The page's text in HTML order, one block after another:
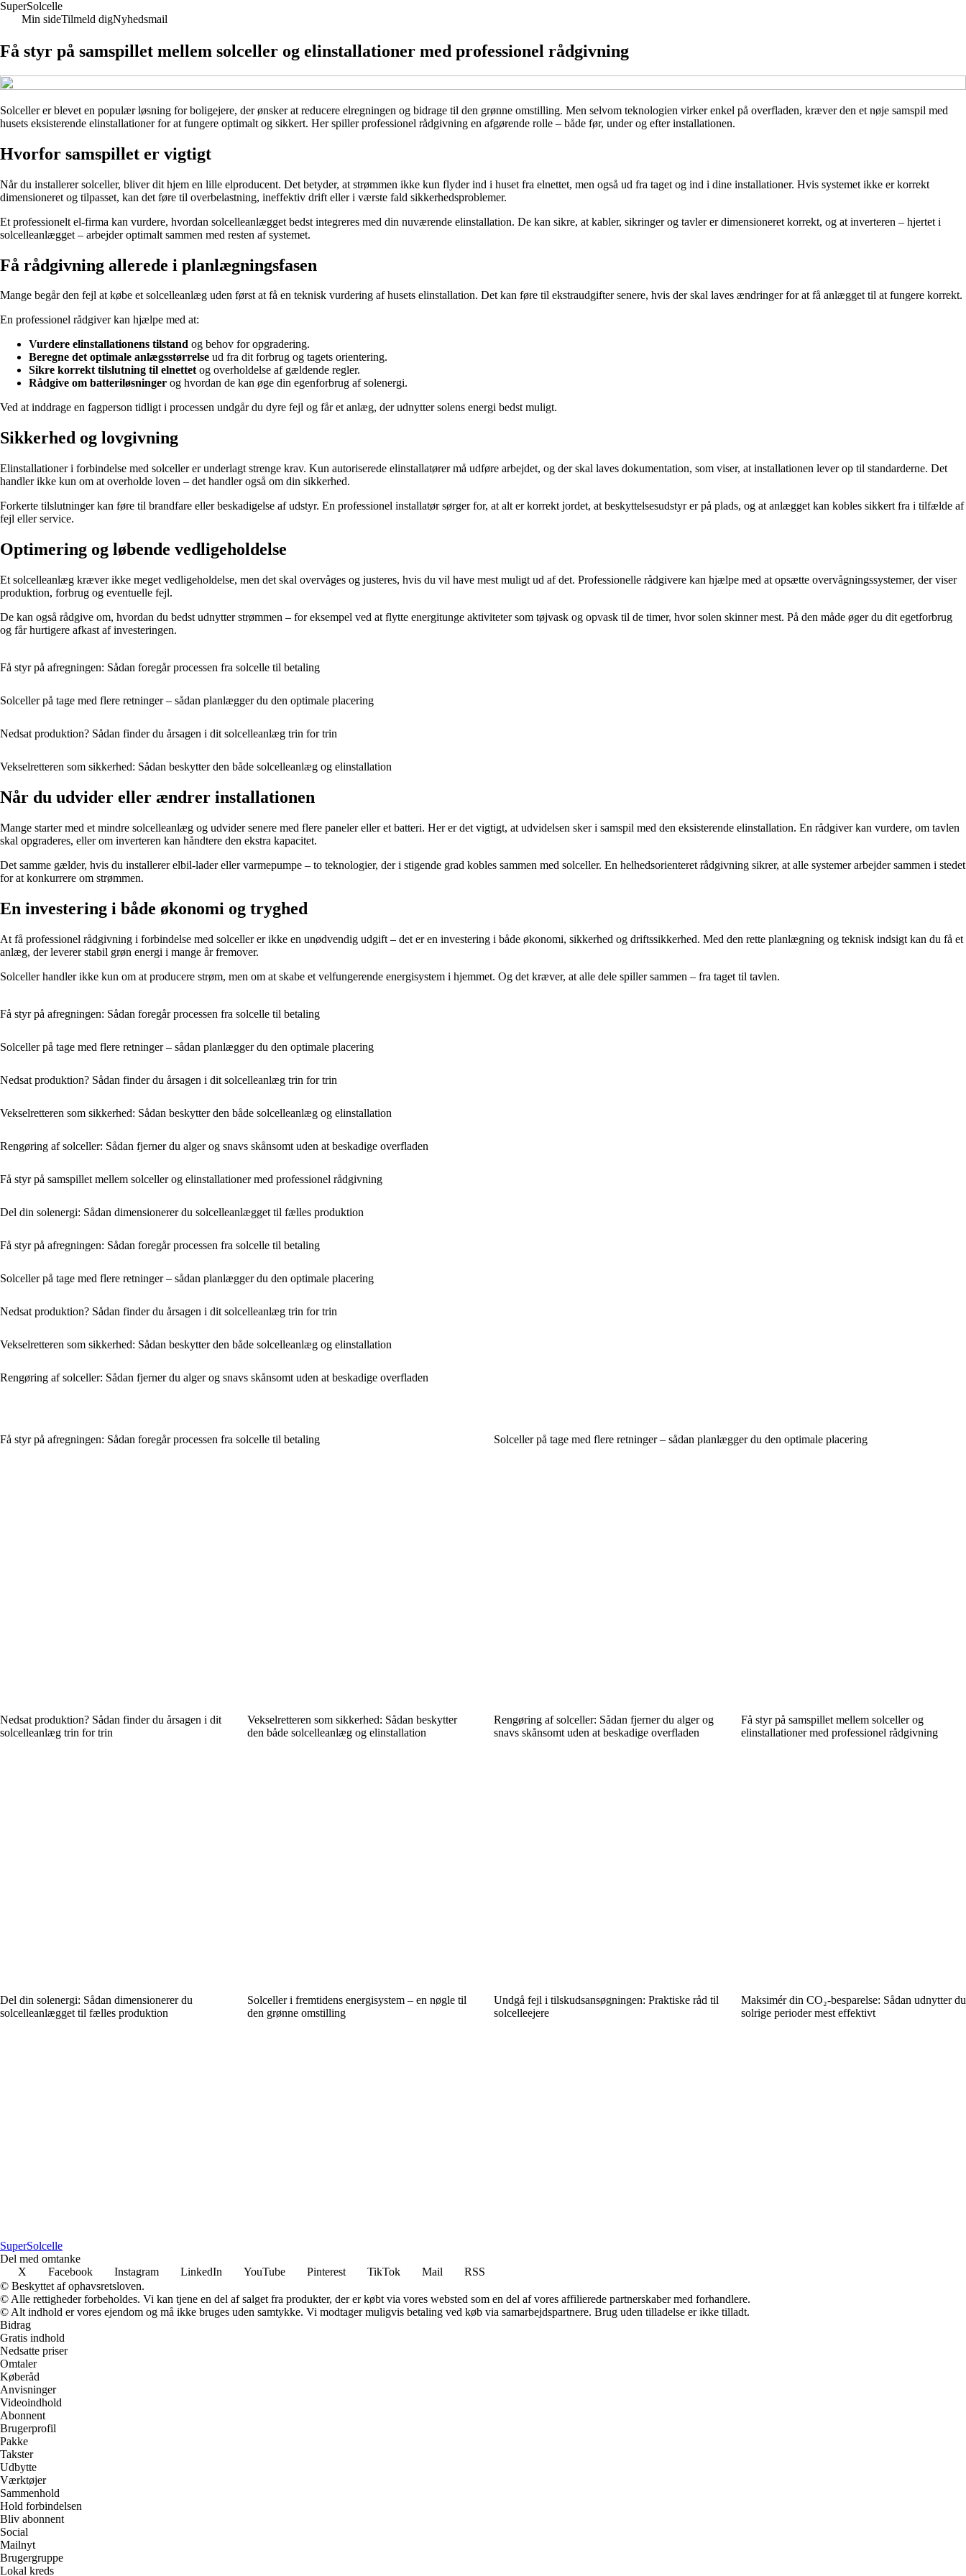
SuperSolcelle
Min sideTilmeld digNyhedsmail
Få styr på samspillet mellem solceller og elinstallationer med professionel rådgivning
Solceller er blevet en populær løsning for boligejere, der ønsker at reducere elregningen og bidrage til den grønne omstilling. Men selvom teknologien virker enkel på overfladen, kræver den et nøje samspil med
husets eksisterende elinstallationer for at fungere optimalt og sikkert. Her spiller professionel rådgivning en afgørende rolle – både før, under og efter installationen.
Hvorfor samspillet er vigtigt
Når du installerer solceller, bliver dit hjem en lille elproducent. Det betyder, at strømmen ikke kun flyder ind i huset fra elnettet, men også ud fra taget og ind i dine installationer. Hvis systemet ikke er korrekt
dimensioneret og tilpasset, kan det føre til overbelastning, ineffektiv drift eller i værste fald sikkerhedsproblemer.
Et professionelt el-firma kan vurdere, hvordan solcelleanlægget bedst integreres med din nuværende elinstallation. De kan sikre, at kabler, sikringer og tavler er dimensioneret korrekt, og at inverteren – hjertet i
solcelleanlægget – arbejder optimalt sammen med resten af systemet.
Få rådgivning allerede i planlægningsfasen
Mange begår den fejl at købe et solcelleanlæg uden først at få en teknisk vurdering af husets elinstallation. Det kan føre til ekstraudgifter senere, hvis der skal laves ændringer for at få anlægget til at fungere korrekt.
En professionel rådgiver kan hjælpe med at:
Vurdere elinstallationens tilstand og behov for opgradering.
Beregne det optimale anlægsstørrelse ud fra dit forbrug og tagets orientering.
Sikre korrekt tilslutning til elnettetog overholdelse af gældende regler.
Rådgive om batteriløsninger og hvordan de kan øge din egenforbrug af solenergi.
Ved at inddrage en fagperson tidligt i processen undgår du dyre fejl og får et anlæg, der udnytter solens energi bedst muligt.
Sikkerhed og lovgivning
Elinstallationer i forbindelse med solceller er underlagt strenge krav. Kun autoriserede elinstallatører må udføre arbejdet, og der skal laves dokumentation, som viser, at installationen lever op til standarderne. Det
handler ikke kun om at overholde loven – det handler også om din sikkerhed.
Forkerte tilslutninger kan føre til brandfare eller beskadigelse af udstyr. En professionel installatør sørger for, at alt er korrekt jordet, at beskyttelsesudstyr er på plads, og at anlægget kan kobles sikkert fra i tilfælde af
fejl eller service.
Optimering og løbende vedligeholdelse
Et solcelleanlæg kræver ikke meget vedligeholdelse, men det skal overvåges og justeres, hvis du vil have mest muligt ud af det. Professionelle rådgivere kan hjælpe med at opsætte overvågningssystemer, der viser
produktion, forbrug og eventuelle fejl.
De kan også rådgive om, hvordan du bedst udnytter strømmen – for eksempel ved at flytte energitunge aktiviteter som tøjvask og opvask til de timer, hvor solen skinner mest. På den måde øger du dit egetforbrug
og får hurtigere afkast af investeringen.
Få styr på afregningen: Sådan foregår processen fra solcelle til betaling
Solceller på tage med flere retninger – sådan planlægger du den optimale placering
Nedsat produktion? Sådan finder du årsagen i dit solcelleanlæg trin for trin
Vekselretteren som sikkerhed: Sådan beskytter den både solcelleanlæg og elinstallation
Når du udvider eller ændrer installationen
Mange starter med et mindre solcelleanlæg og udvider senere med flere paneler eller et batteri. Her er det vigtigt, at udvidelsen sker i samspil med den eksisterende elinstallation. En rådgiver kan vurdere, om tavlen
skal opgraderes, eller om inverteren kan håndtere den ekstra kapacitet.
Det samme gælder, hvis du installerer elbil-lader eller varmepumpe – to teknologier, der i stigende grad kobles sammen med solceller. En helhedsorienteret rådgivning sikrer, at alle systemer arbejder sammen i stedet
for at konkurrere om strømmen.
En investering i både økonomi og tryghed
At få professionel rådgivning i forbindelse med solceller er ikke en unødvendig udgift – det er en investering i både økonomi, sikkerhed og driftssikkerhed. Med den rette planlægning og teknisk indsigt kan du få et
anlæg, der leverer stabil grøn energi i mange år fremover.
Solceller handler ikke kun om at producere strøm, men om at skabe et velfungerende energisystem i hjemmet. Og det kræver, at alle dele spiller sammen – fra taget til tavlen.
Få styr på afregningen: Sådan foregår processen fra solcelle til betaling
Solceller på tage med flere retninger – sådan planlægger du den optimale placering
Nedsat produktion? Sådan finder du årsagen i dit solcelleanlæg trin for trin
Vekselretteren som sikkerhed: Sådan beskytter den både solcelleanlæg og elinstallation
Rengøring af solceller: Sådan fjerner du alger og snavs skånsomt uden at beskadige overfladen
Få styr på samspillet mellem solceller og elinstallationer med professionel rådgivning
Del din solenergi: Sådan dimensionerer du solcelleanlægget til fælles produktion
Få styr på afregningen: Sådan foregår processen fra solcelle til betaling
Solceller på tage med flere retninger – sådan planlægger du den optimale placering
Nedsat produktion? Sådan finder du årsagen i dit solcelleanlæg trin for trin
Vekselretteren som sikkerhed: Sådan beskytter den både solcelleanlæg og elinstallation
Rengøring af solceller: Sådan fjerner du alger og snavs skånsomt uden at beskadige overfladen
Få styr på afregningen: Sådan foregår processen fra solcelle til betaling Solceller på tage med flere retninger – sådan planlægger du den optimale placering
Nedsat produktion? Sådan finder du årsagen i dit
solcelleanlæg trin for trin
Vekselretteren som sikkerhed: Sådan beskytter
den både solcelleanlæg og elinstallation
Rengøring af solceller: Sådan fjerner du alger og
snavs skånsomt uden at beskadige overfladen
Få styr på samspillet mellem solceller og
elinstallationer med professionel rådgivning
Del din solenergi: Sådan dimensionerer du
solcelleanlægget til fælles produktion
Solceller i fremtidens energisystem – en nøgle til
den grønne omstilling
Undgå fejl i tilskudsansøgningen: Praktiske råd til
solcelleejere
Maksimér din CO₂-besparelse: Sådan udnytter du
solrige perioder mest effektivt
SuperSolcelle
Del med omtanke
X
Facebook Instagram LinkedIn YouTube Pinterest TikTok Mail
RSS
© Beskyttet af ophavsretsloven.
© Alle rettigheder forbeholdes. Vi kan tjene en del af salget fra produkter, der er købt via vores websted som en del af vores affilierede partnerskaber med forhandlere.
© Alt indhold er vores ejendom og må ikke bruges uden samtykke. Vi modtager muligvis betaling ved køb via samarbejdspartnere. Brug uden tilladelse er ikke tilladt.
Bidrag
Gratis indhold
Nedsatte priser
Omtaler
Køberåd
Anvisninger
Videoindhold
Abonnent
Brugerprofil
Pakke
Takster
Udbytte
Værktøjer
Sammenhold
Hold forbindelsen
Bliv abonnent
Social
Mailnyt
Brugergruppe
Lokal kreds